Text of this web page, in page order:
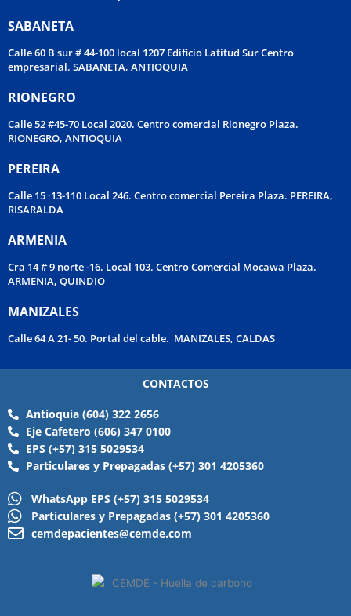
SABANETA
Calle 60 B sur # 44-100 local 1207 Edificio Latitud Sur Centro
empresarial. SABANETA, ANTIOQUIA
RIONEGRO
Calle 52 #45-70 Local 2020. Centro comercial Rionegro Plaza.
RIONEGRO, ANTIOQUIA
PEREIRA
Calle 15 ·13-110 Local 246. Centro comercial Pereira Plaza. PEREIRA,
RISARALDA
ARMENIA
Cra 14 # 9 norte -16. Local 103. Centro Comercial Mocawa Plaza.
ARMENIA, QUINDIO
MANIZALES
Calle 64 A 21- 50. Portal del cable. MANIZALES, CALDAS
CONTACTOS
Antioquia (604) 322 2656
Eje Cafetero (606) 347 0100
EPS (+57) 315 5029534
Particulares y Prepagadas (+57) 301 4205360
WhatsApp EPS (+57) 315 5029534
Particulares y Prepagadas (+57) 301 4205360
cemdepacientes@cemde.com